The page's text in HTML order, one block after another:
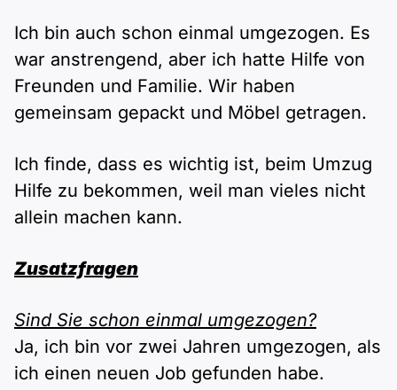
Ich bin auch schon einmal umgezogen. Es
war anstrengend, aber ich hatte Hilfe von
Freunden und Familie. Wir haben
gemeinsam gepackt und Möbel getragen.
Ich finde, dass es wichtig ist, beim Umzug
Hilfe zu bekommen, weil man vieles nicht
allein machen kann.
Zusatzfragen
Sind Sie schon einmal umgezogen?
Ja, ich bin vor zwei Jahren umgezogen, als
ich einen neuen Job gefunden habe.